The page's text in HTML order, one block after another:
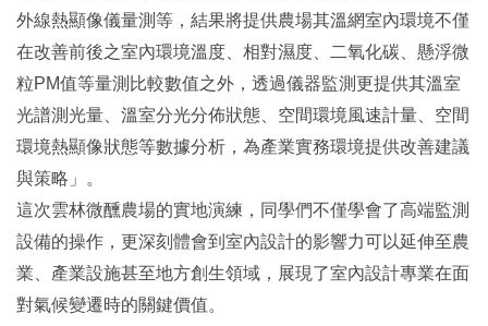
外線熱顯像儀量測等，結果將提供農場其溫網室內環境不僅
在改善前後之室內環境溫度、相對濕度、二氧化碳、懸浮微
粒PM值等量測比較數值之外，透過儀器監測更提供其溫室
光譜測光量、溫室分光分佈狀態、空間環境風速計量、空間
環境熱顯像狀態等數據分析，為產業實務環境提供改善建議
與策略」。
這次雲林微醺農場的實地演練，同學們不僅學會了高端監測
設備的操作，更深刻體會到室內設計的影響力可以延伸至農
業、產業設施甚至地方創生領域，展現了室內設計專業在面
對氣候變遷時的關鍵價值。